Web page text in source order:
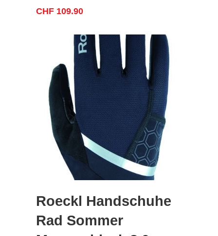
CHF 109.90
Roeckl Handschuhe
Rad Sommer